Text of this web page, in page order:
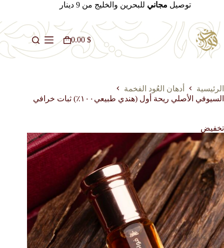
المحتوى
توصيل مجاني للبحرين والخليج من 9 دينار
عربة
التسوق
0.00$
الرئيسية
أدهان العُود الفخمة
السيوفي الأصلي ريحة أول (هندي طبيعي١٠٠٪؜) ثبات خرافي
تخفيض